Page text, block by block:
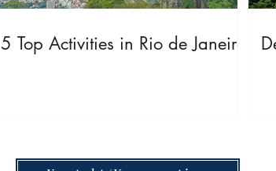
5 Top Activities in Rio de Janeiro